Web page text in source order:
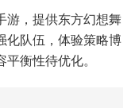
游，提供东方幻想舞
化队伍，体验策略博
衡性待优化。